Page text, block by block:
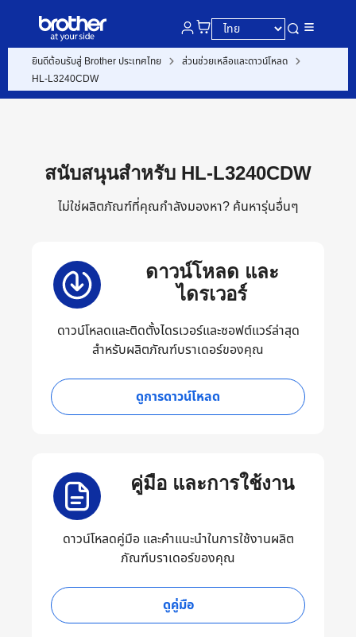
ยินดีต้อนรับสู่ Brother ประเทศไทย
ส่วนช่วยเหลือและดาวน์โหลด
HL-L3240CDW
สนับสนุนสำหรับ HL-L3240CDW
ไม่ใช่ผลิตภัณฑ์ที่คุณกำลังมองหา? ค้นหารุ่นอื่นๆ
ดาวน์โหลด และ
ไดรเวอร์
ดาวน์โหลดและติดตั้งไดรเวอร์และซอฟต์แวร์ล่าสุด
สำหรับผลิตภัณฑ์บราเดอร์ของคุณ
ดูการดาวน์โหลด
คู่มือ และการใช้งาน
ดาวน์โหลดคู่มือ และคำแนะนำในการใช้งานผลิต
ภัณฑ์บราเดอร์ของคุณ
ดูคู่มือ